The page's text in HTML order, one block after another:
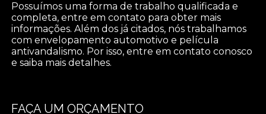
Possuímos uma forma de trabalho qualificada e
completa, entre em contato para obter mais
informações. Além dos já citados, nós trabalhamos
com envelopamento automotivo e película
antivandalismo. Por isso, entre em contato conosco
e saiba mais detalhes.
FAÇA UM ORÇAMENTO